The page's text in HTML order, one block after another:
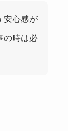
安心感が
の時は必